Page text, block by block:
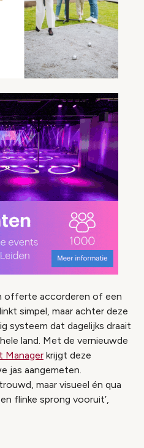
offerte accorderen of een
simpel, maar achter deze
systeem dat dagelijks draait
land. Met de vernieuwde
Manager krijgt deze
jas aangemeten.
maar visueel én qua
flinke sprong vooruit’,